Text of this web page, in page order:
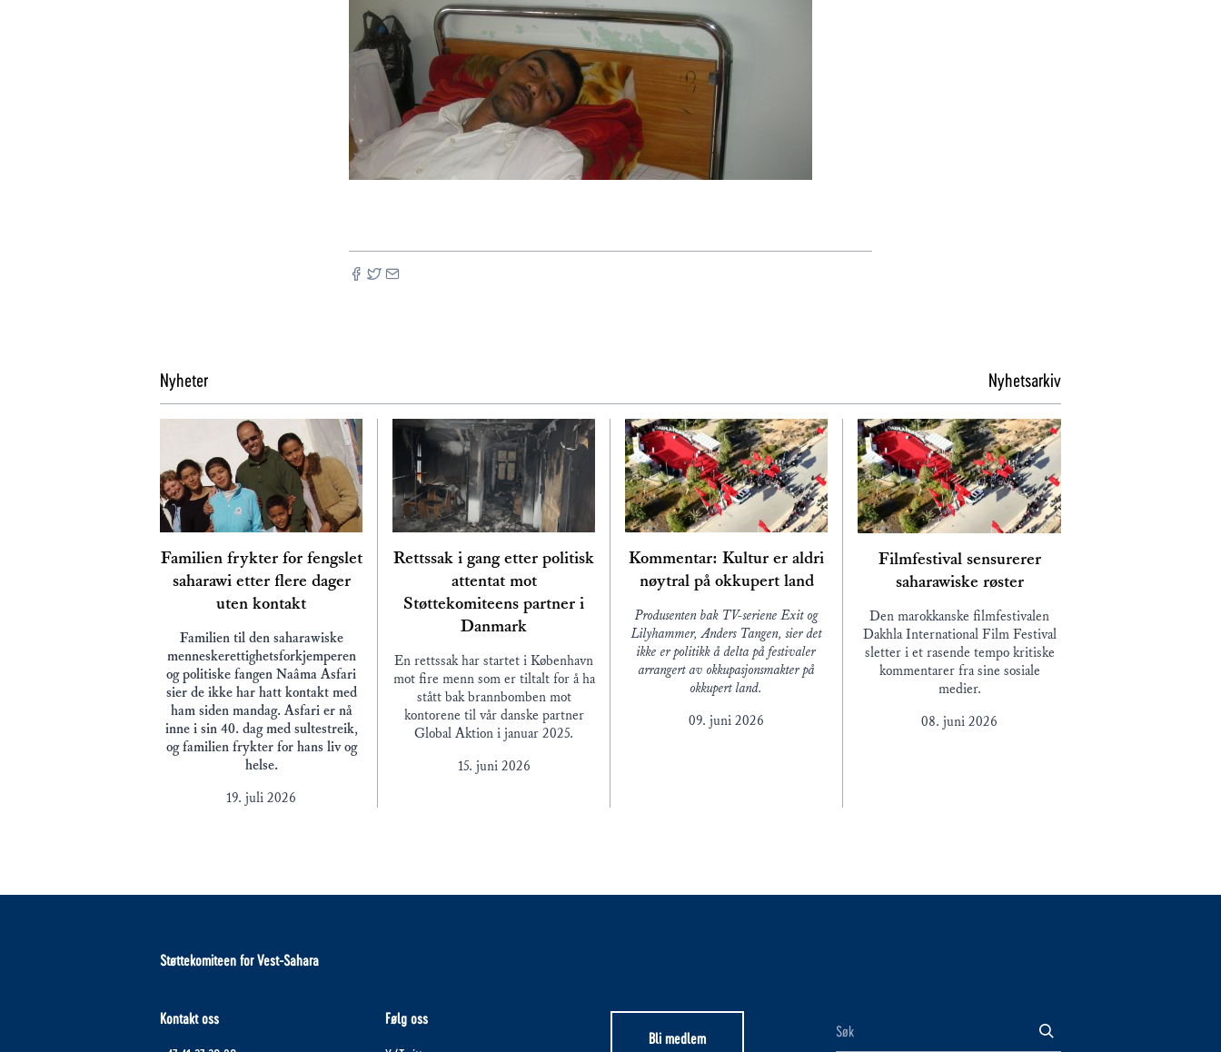
Nyheter Nyhetsarkiv
Familien frykter for fengslet
saharawi etter flere dager
uten kontakt
Familien til den saharawiske
menneskerettighetsforkjemperen
og politiske fangen Naâma Asfari
sier de ikke har hatt kontakt med
ham siden mandag. Asfari er nå
inne i sin 40. dag med sultestreik,
og familien frykter for hans liv og
helse.
19. juli 2026
Rettssak i gang etter politisk
attentat mot
Støttekomiteens partner i
Danmark
En rettssak har startet i København
mot fire menn som er tiltalt for å ha
stått bak brannbomben mot
kontorene til vår danske partner
Global Aktion i januar 2025.
15. juni 2026
Kommentar: Kultur er aldri
nøytral på okkupert land
Produsenten bak TV-seriene Exit og
Lilyhammer, Anders Tangen, sier det
ikke er politikk å delta på festivaler
arrangert av okkupasjonsmakter på
okkupert land.
09. juni 2026
Filmfestival sensurerer
saharawiske røster
Den marokkanske filmfestivalen
Dakhla International Film Festival
sletter i et rasende tempo kritiske
kommentarer fra sine sosiale
medier.
08. juni 2026
Støttekomiteen for Vest-Sahara
Kontakt oss Følg oss
Bli medlem